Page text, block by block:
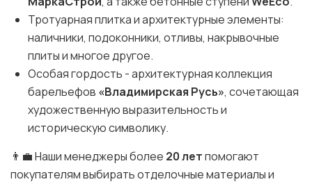
Тротуарная плитка и архитектурные элементы:
наличники, подоконники, отливы, накрывочные
плиты и многое другое.
Особая гордость - архитектурная коллекция
барельефов «Владимирская Русь», сочетающая
художественную выразительность и
историческую символику.
👨‍💼 Наши менеджеры более 20 летпомогают
покупателям выбирать отделочные материалы и